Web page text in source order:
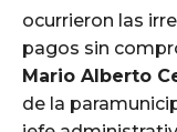
ocurrieron las
pagos sin
Mario Alberto
de la